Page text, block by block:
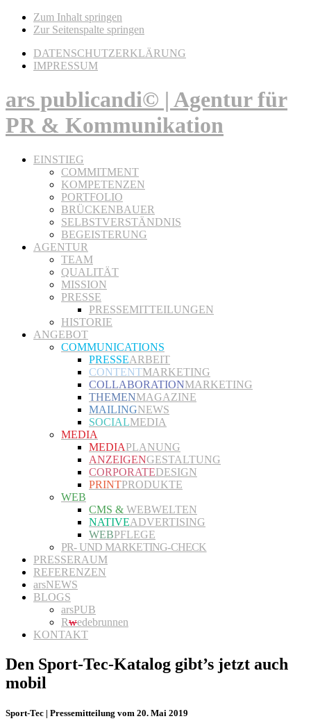
Zum Inhalt springen
Zur Seitenspalte springen
DATENSCHUTZERKLÄRUNG
IMPRESSUM
ars publicandi© | Agentur für
PR & Kommunikation
EINSTIEG
COMMITMENT
KOMPETENZEN
PORTFOLIO
BRÜCKENBAUER
SELBSTVERSTÄNDNIS
BEGEISTERUNG
AGENTUR
TEAM
QUALITÄT
MISSION
PRESSE
PRESSEMITTEILUNGEN
HISTORIE
ANGEBOT
COMMUNICATIONS
PRESSEARBEIT
CONTENTMARKETING
COLLABORATIONMARKETING
THEMENMAGAZINE
MAILINGNEWS
SOCIALMEDIA
MEDIA
MEDIAPLANUNG
ANZEIGENGESTALTUNG
CORPORATEDESIGN
PRINTPRODUKTE
WEB
CMS & WEBWELTEN
NATIVEADVERTISING
WEBPFLEGE
PR- UND MARKETING-CHECK
PRESSERAUM
REFERENZEN
arsNEWS
BLOGS
arsPUB
Rwedebrunnen
KONTAKT
Den Sport-Tec-Katalog gibt’s jetzt auch
mobil
Sport-Tec | Pressemitteilung vom 20. Mai 2019